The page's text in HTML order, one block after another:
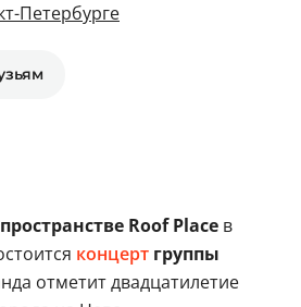
Петербурге
пространстве Roof Place в
концерт группы
отметит двадцатилетие